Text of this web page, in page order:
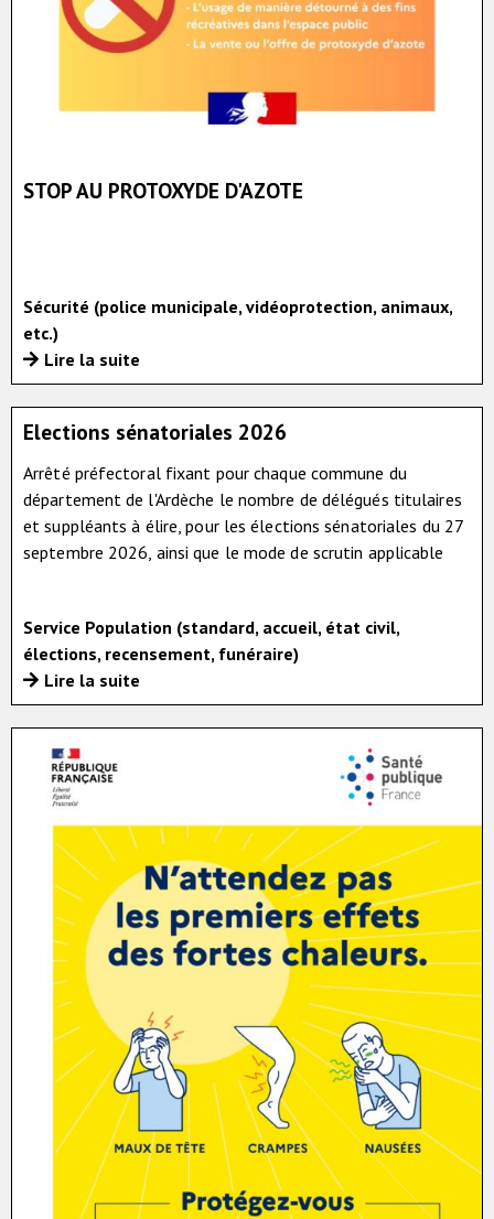
STOP AU PROTOXYDE D'AZOTE
Sécurité (police municipale, vidéoprotection, animaux,
etc.)
Lire la suite
Elections sénatoriales 2026
Arrêté préfectoral fixant pour chaque commune du
département de l'Ardèche le nombre de délégués titulaires
et suppléants à élire, pour les élections sénatoriales du 27
septembre 2026, ainsi que le mode de scrutin applicable
Service Population (standard, accueil, état civil,
élections, recensement, funéraire)
Lire la suite